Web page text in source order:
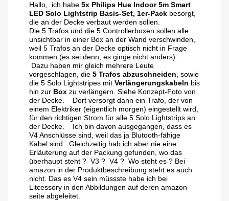
Hallo, ich habe 5x Philips Hue Indoor 5m Smart
LED Solo Lightstrip Basis-Set, 1er-Pack besorgt,
die an der Decke verbaut werden sollen.
Die 5 Trafos und die 5 Controllerboxen sollen alle
unsichtbar in einer Box an der Wand verschwinden,
weil 5 Trafos an der Decke optisch nicht in Frage
kommen (es sei denn, es ginge nicht anders).
Dazu haben mir gleich mehrere Leute
vorgeschlagen, die 5 Trafos abzuschneiden, sowie
die 5 Solo Lightstripes mit Verlängerungskabeln bis
hin zur Box zu verlängern. Siehe Konzept-Foto von
der Decke. Dort versorgt dann ein Trafo, der von
einem Elektriker (eigentlich morgen) eingestellt wird,
für den richtigen Strom für alle 5 Solo Lightstrips an
der Decke. Ich bin davon ausgegangen, dass es
V4 Anschlüsse sind, weil das ja Blutooth-fähige
Kabel sind. Gleichzeitig hab ich aber nie eine
Erläuterung auf der Packung gefunden, wo das
überhaupt steht ? V3 ? V4 ? Wo steht es ? Bei
amazon in der Produktbeschreibung steht es auch
nicht. Das es V4 sein müssste habe ich bei
Litcessory in den Abbildungen auf deren amazon-
seite abgeleitet.